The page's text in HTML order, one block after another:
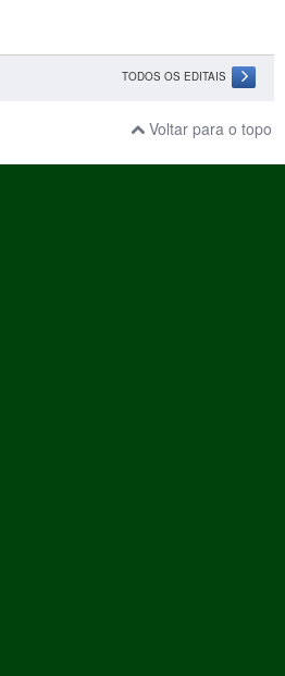
TODOS OS EDITAIS
Voltar para o topo